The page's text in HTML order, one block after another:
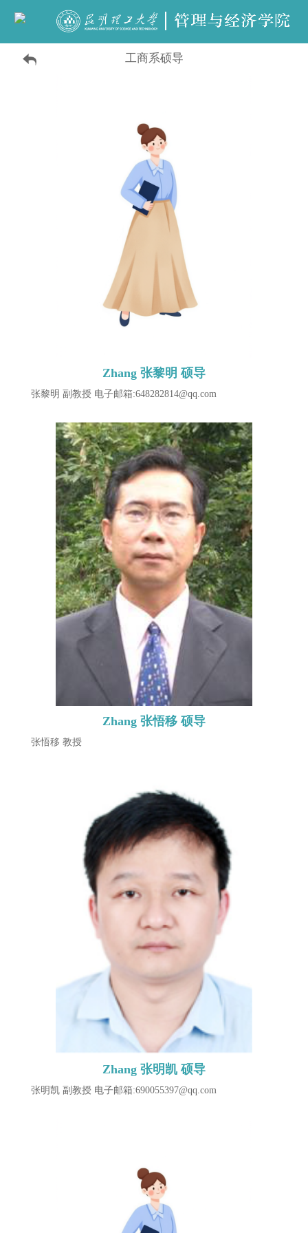
工商系硕导
Zhang 张黎明 硕导
张黎明 副教授 ​电子邮箱:648282814@qq.com
Zhang 张悟移 硕导
张悟移 教授
Zhang 张明凯 硕导
张明凯 副教授 电子邮箱:690055397@qq.com